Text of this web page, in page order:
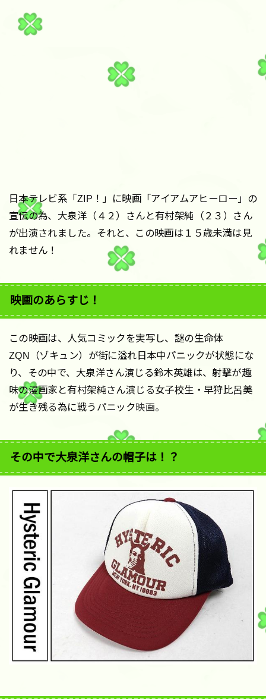
日本テレビ系「ZIP！」に映画「アイアムアヒーロー」の
宣伝の為、大泉洋（４２）さんと有村架純（２３）さん
が出演されました。それと、この映画は１５歳未満は見
れません！
映画のあらすじ！
この映画は、人気コミックを実写し、謎の生命体
ZQN（ゾキュン）が街に溢れ日本中パニックが状態にな
り、その中で、大泉洋さん演じる鈴木英雄は、射撃が趣
味の漫画家と有村架純さん演じる女子校生・早狩比呂美
が生き残る為に戦うパニック映画。
その中で大泉洋さんの帽子は！？